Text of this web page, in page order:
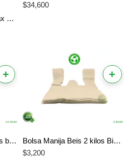
Servilleta Blanca Sedamax x 300 Hojas | Absorbente y Ecológica | Seda Max
$34,600
+
Bolsa manija beis 1.5 kilos biodegradable
+
Bolsa Manija Beis 2 kilos Biodegradable
$3,200